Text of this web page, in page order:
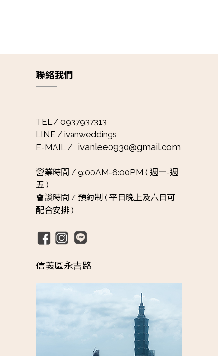
聯絡我們
TEL / 0937937313
LINE / ivanweddings
E-MAIL / ivanlee0930@gmail.com
營業時間 / 9:00AM-6:00PM ( 週一-週
五 )
會談時間 / 預約制 ( 平日晚上及六日可
配合安排 )
信義區永吉路